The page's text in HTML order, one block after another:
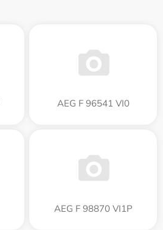
AEG F 96541 VI0
AEG F 98870 VI1P